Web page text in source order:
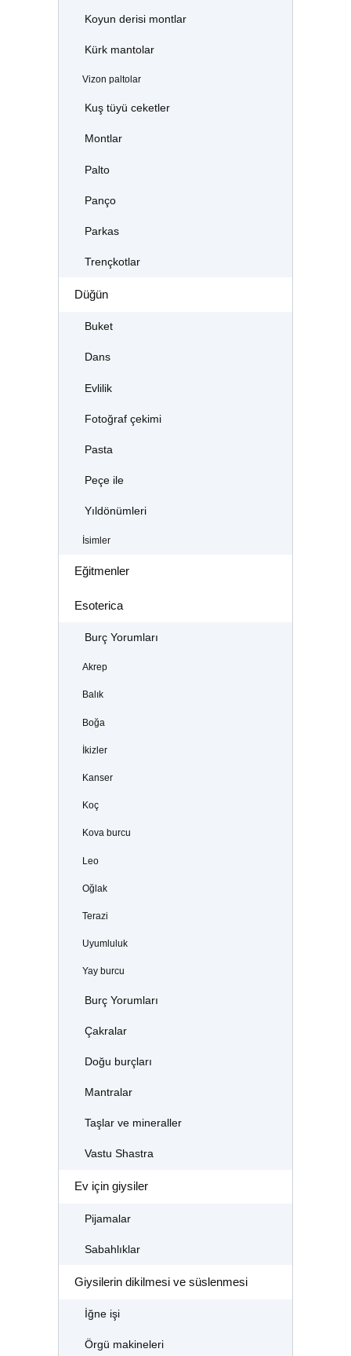
Koyun derisi montlar
Kürk mantolar
Vizon paltolar
Kuş tüyü ceketler
Montlar
Palto
Panço
Parkas
Trençkotlar
Düğün
Buket
Dans
Evlilik
Fotoğraf çekimi
Pasta
Peçe ile
Yıldönümleri
İsimler
Eğitmenler
Esoterica
Burç Yorumları
Akrep
Balık
Boğa
İkizler
Kanser
Koç
Kova burcu
Leo
Oğlak
Terazi
Uyumluluk
Yay burcu
Burç Yorumları
Çakralar
Doğu burçları
Mantralar
Taşlar ve mineraller
Vastu Shastra
Ev için giysiler
Pijamalar
Sabahlıklar
Giysilerin dikilmesi ve süslenmesi
İğne işi
Örgü makineleri